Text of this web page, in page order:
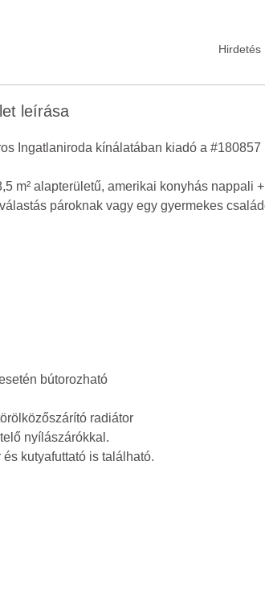
leírása
Ingatlaniroda kínálatában kiadó a
m² alapterületű, amerikai konyhás nappali
pároknak vagy egy gyermekes
bútorozható
radiátor
nyílászárókkal.
kutyafuttató is található.